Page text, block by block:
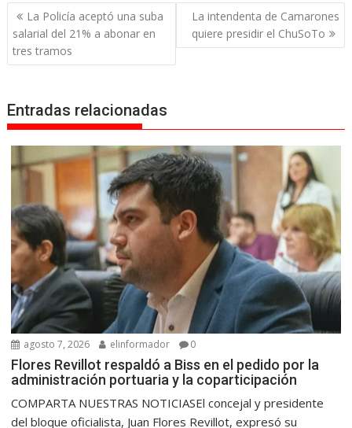
Navegación
de
entradas
La Policía aceptó una suba
salarial del 21% a abonar en
tres tramos
La intendenta de Camarones
quiere presidir el ChuSoTo
Entradas relacionadas
agosto 7, 2026 elinformador 0
Flores Revillot respaldó a Biss en el pedido por la
administración portuaria y la coparticipación
COMPARTA NUESTRAS NOTICIASEl concejal y presidente
del bloque oficialista, Juan Flores Revillot, expresó su